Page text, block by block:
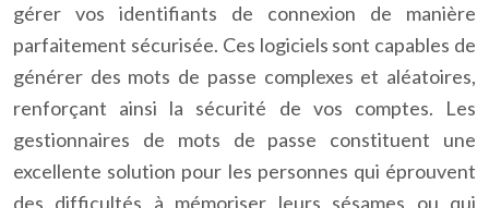
gérer vos identifiants de connexion de manière
parfaitement sécurisée. Ces logiciels sont capables de
générer des mots de passe complexes et aléatoires,
renforçant ainsi la sécurité de vos comptes. Les
gestionnaires de mots de passe constituent une
excellente solution pour les personnes qui éprouvent
des difficultés à mémoriser leurs sésames ou qui